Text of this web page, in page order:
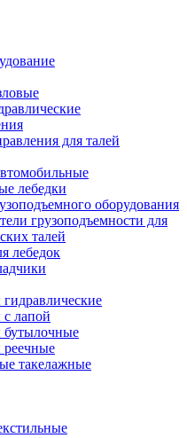
для талей
лебедки
оборудования
грузоподъемности для
талей
лебедок
лапой
такелажные